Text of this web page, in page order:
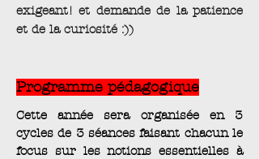
exigeant! et demande de la patience
et de la curiosité :))
Programme pédagogique
Cette année sera organisée en 3
cycles de 3 séances faisant chacun le
focus sur les notions essentielles à